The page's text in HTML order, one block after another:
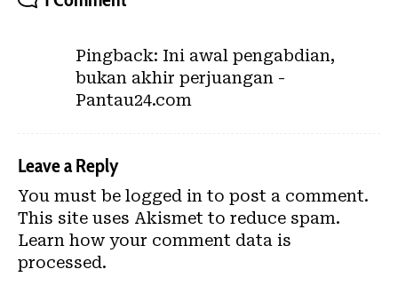
Pingback: Ini awal pengabdian,
bukan akhir perjuangan -
Pantau24.com
Leave a Reply
You must be logged in to post a comment.
This site uses Akismet to reduce spam.
Learn how your comment data is
processed.